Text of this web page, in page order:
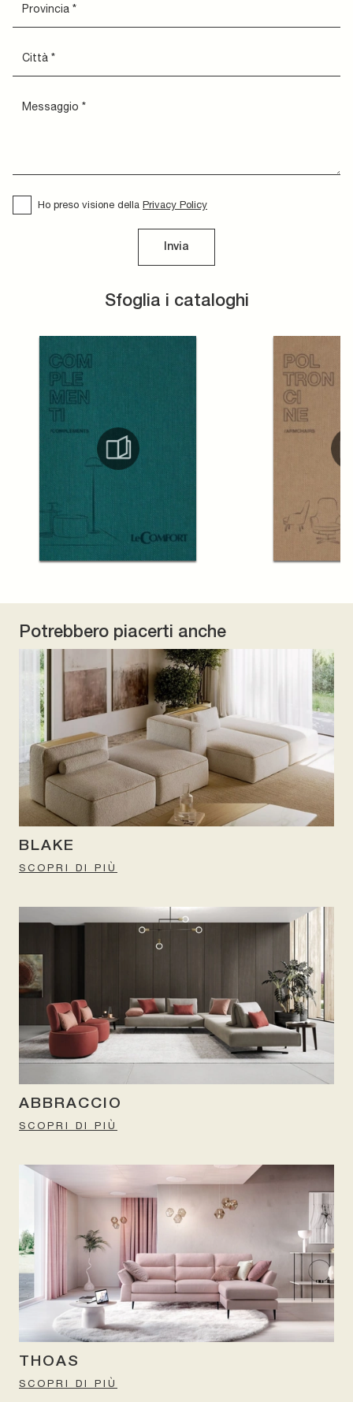
Sfoglia i cataloghi
Ho preso visione della Privacy Policy
Invia
Potrebbero piacerti anche
BLAKE
SCOPRI DI PIÙ
ABBRACCIO
SCOPRI DI PIÙ
THOAS
SCOPRI DI PIÙ